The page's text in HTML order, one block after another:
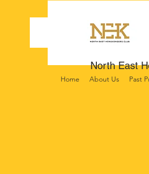
North East
Home About Us Past